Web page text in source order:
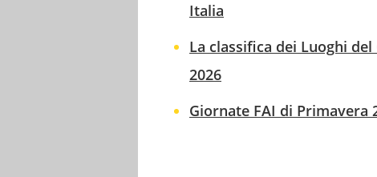
Italia
La classifica dei Luoghi
2026
Giornate FAI di Primavera